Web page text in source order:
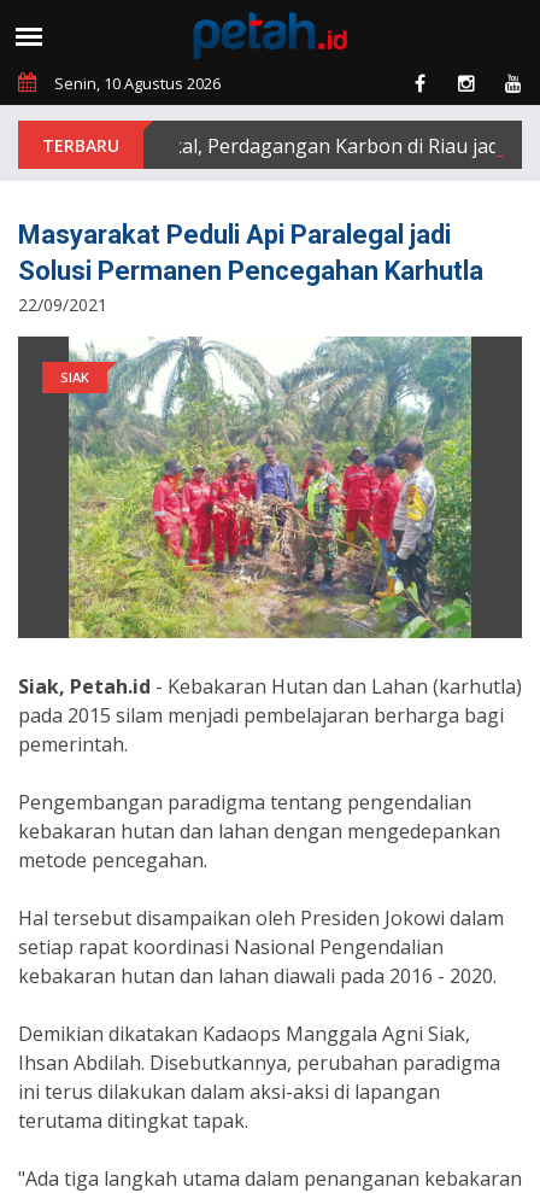
Senin, 10 Agustus 2026
Perkuat Fiskal, Perdagangan Karbon di Riau jadi
Masyarakat Peduli Api Paralegal jadi
Solusi Permanen Pencegahan Karhutla
22/09/2021
SIAK
Siak, Petah.id - Kebakaran Hutan dan Lahan (karhutla)
pada 2015 silam menjadi pembelajaran berharga bagi
pemerintah.
Pengembangan paradigma tentang pengendalian
kebakaran hutan dan lahan dengan mengedepankan
metode pencegahan.
Hal tersebut disampaikan oleh Presiden Jokowi dalam
setiap rapat koordinasi Nasional Pengendalian
kebakaran hutan dan lahan diawali pada 2016 - 2020.
Demikian dikatakan Kadaops Manggala Agni Siak,
Ihsan Abdilah. Disebutkannya, perubahan paradigma
ini terus dilakukan dalam aksi-aksi di lapangan
terutama ditingkat tapak.
"Ada tiga langkah utama dalam penanganan kebakaran